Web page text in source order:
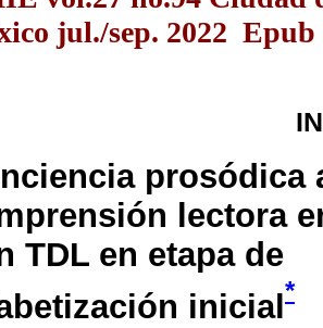
jul./sep. 2022 Epub
prosódica
lectora
TDL en etapa de
inicial *